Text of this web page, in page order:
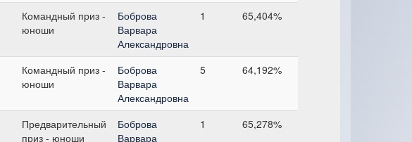
Командный приз -
юноши
Боброва
Варвара
Александровна
1 65,404%
Командный приз -
юноши
Боброва
Варвара
Александровна
5 64,192%
Предварительный
приз - юноши
Боброва
Варвара
1 65,278%